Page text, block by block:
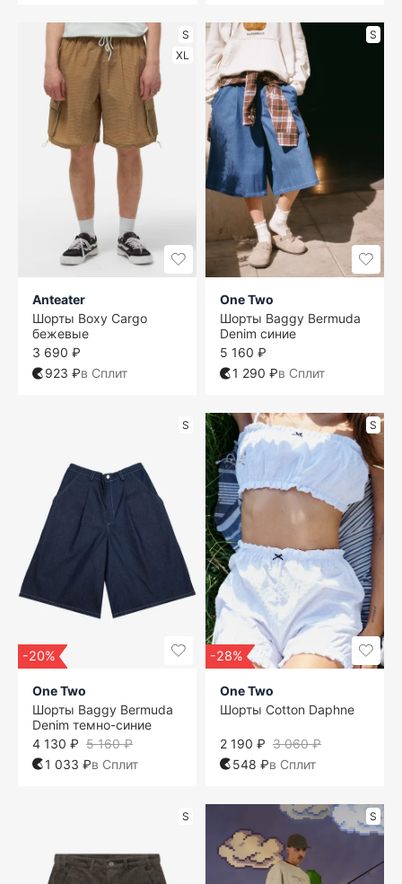
S
XL
Anteater
Шорты Boxy Cargo
бежевые
3 690 ₽
923 ₽в Сплит
S
One Two
Шорты Baggy Bermuda
Denim синие
5 160 ₽
1 290 ₽в Сплит
S
-20%
One Two
Шорты Baggy Bermuda
Denim темно-синие
5 160 ₽
4 130 ₽
1 033 ₽в Сплит
S
-28%
One Two
Шорты Cotton Daphne
3 060 ₽
2 190 ₽
548 ₽в Сплит
S S